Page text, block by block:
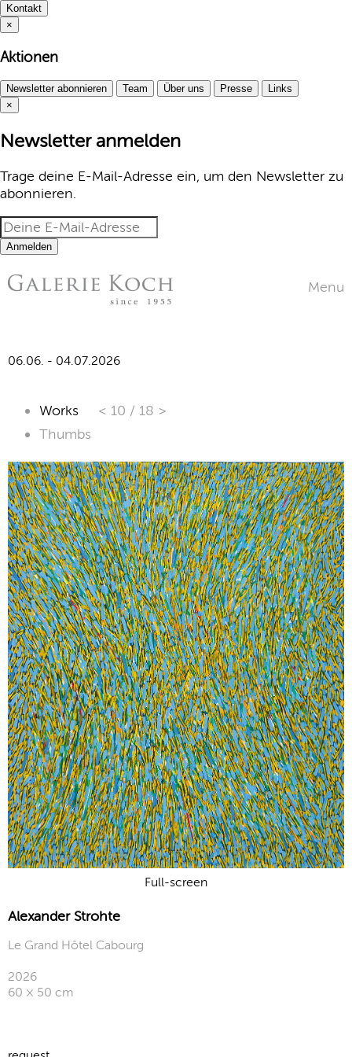
Kontakt
×
Aktionen
Newsletter abonnieren Team Über uns Presse
Links
×
Newsletter anmelden
Trage deine E-Mail-Adresse ein, um den Newsletter zu
abonnieren.
Anmelden
Menu
Works < 10 / 18 >
Thumbs
Full-screen
06.06. - 04.07.2026
Alexander Strohte
Le Grand Hôtel Cabourg
2026
60 × 50 cm